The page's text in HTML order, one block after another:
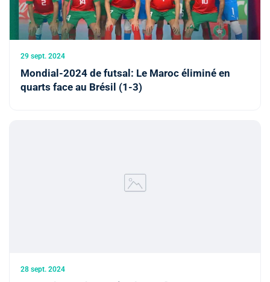
29 sept. 2024
Mondial-2024 de futsal: Le Maroc éliminé en
quarts face au Brésil (1-3)
28 sept. 2024